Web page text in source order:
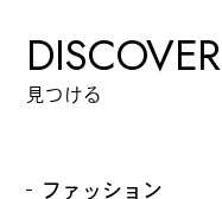
DISCOVER
見つける
ファッション